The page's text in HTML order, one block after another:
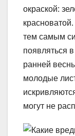
окраской:
тем самым
появляться
ранней
молодые
могут не